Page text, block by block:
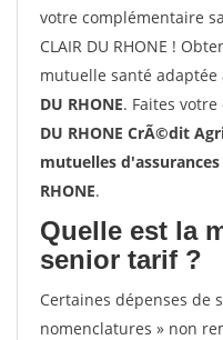
votre complémentaire
CLAIR DU RHONE !
mutuelle santé adaptée
DU RHONE. Faites
DU RHONE CrÃ©dit
mutuelles d'assurances
RHONE.
Quelle est la
senior tarif ?
Certaines dépenses de
nomenclatures » non